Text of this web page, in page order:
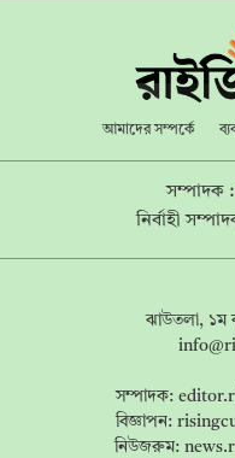
আমাদের সম্পর্কে
সম্পাদক
নির্বাহী
ঝাউতলা, ১ম
সম্পাদক:
বিজ্ঞাপন:
নিউজরুম: